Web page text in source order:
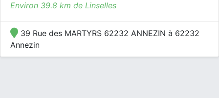
Environ 39.8 km de Linselles
39 Rue des MARTYRS 62232 ANNEZIN à 62232
Annezin